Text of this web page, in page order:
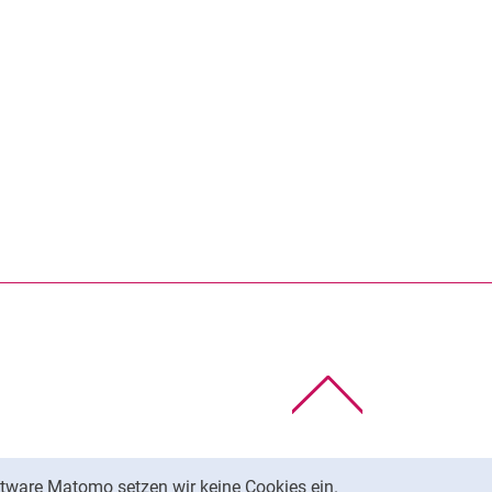
Matomo setzen wir keine Cookies ein.
Link, öffnet neues Fenster)
(externer Link, öffnet neues Fenster)